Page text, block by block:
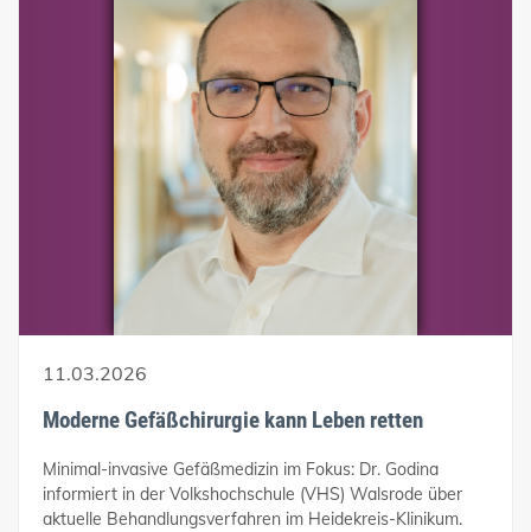
11.03.2026
Moderne Gefäßchirurgie kann Leben retten
Minimal-invasive Gefäßmedizin im Fokus: Dr. Godina
informiert in der Volkshochschule (VHS) Walsrode über
aktuelle Behandlungsverfahren im Heidekreis-Klinikum.